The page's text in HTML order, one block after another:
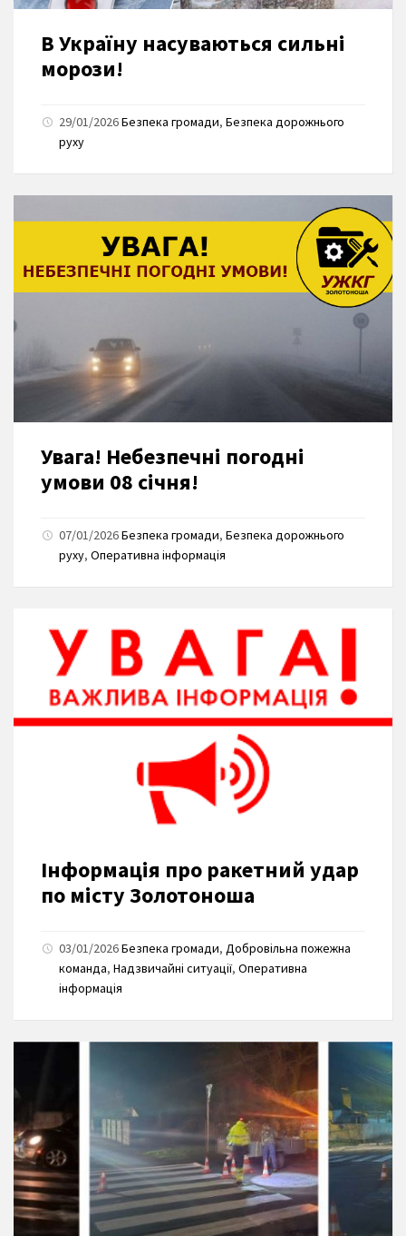
В Україну насуваються сильні
морози!
29/01/2026Безпека громади, Безпека дорожнього
руху
Увага! Небезпечні погодні
умови 08 січня!
07/01/2026Безпека громади, Безпека дорожнього
руху, Оперативна інформація
Інформація про ракетний удар
по місту Золотоноша
03/01/2026Безпека громади, Добровільна пожежна
команда, Надзвичайні ситуації, Оперативна
інформація